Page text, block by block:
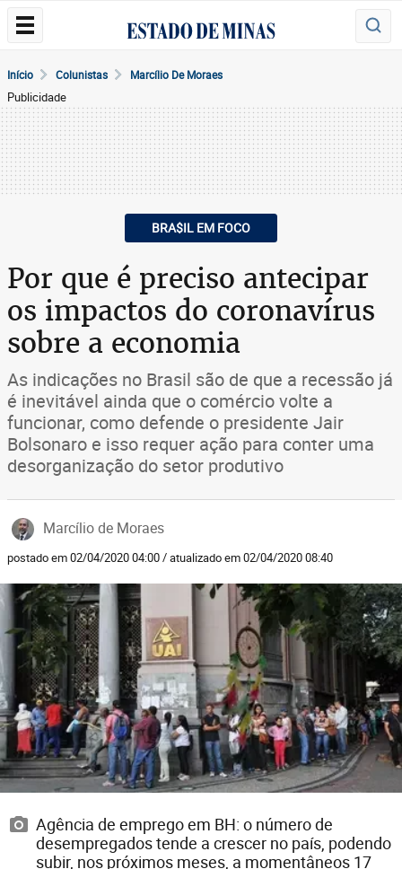
Início Colunistas Marcílio De Moraes
Publicidade
BRA$IL EM FOCO
Por que é preciso antecipar
os impactos do coronavírus
sobre a economia
As indicações no Brasil são de que a recessão já
é inevitável ainda que o comércio volte a
funcionar, como defende o presidente Jair
Bolsonaro e isso requer ação para conter uma
desorganização do setor produtivo
Marcílio de Moraes
postado em 02/04/2020 04:00 / atualizado em 02/04/2020 08:40
Agência de emprego em BH: o número de
desempregados tende a crescer no país, podendo
subir, nos próximos meses, a momentâneos 17